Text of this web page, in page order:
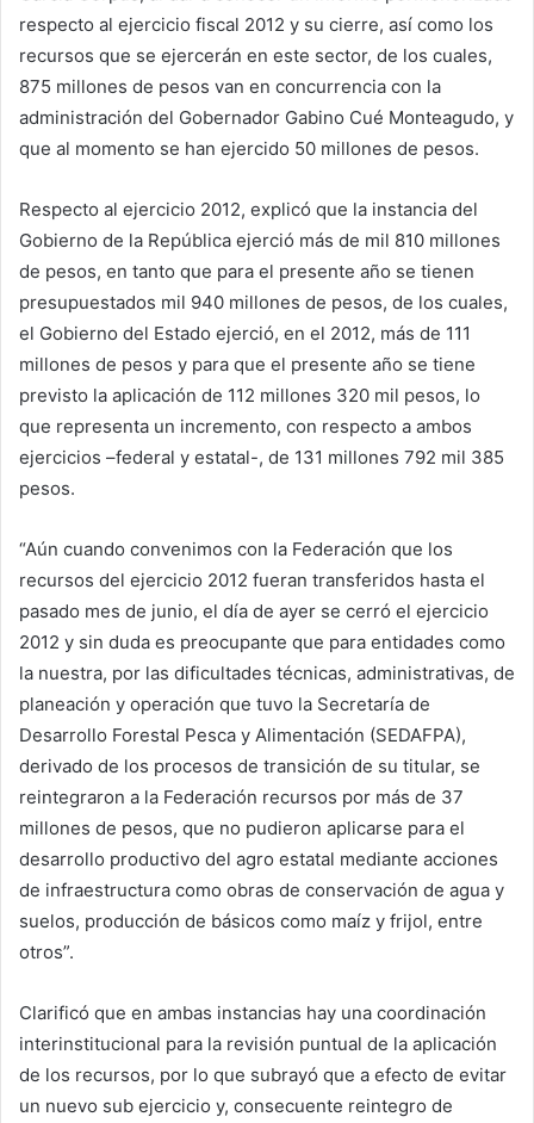
respecto al ejercicio fiscal 2012 y su cierre, así como los
recursos que se ejercerán en este sector, de los cuales,
875 millones de pesos van en concurrencia con la
administración del Gobernador Gabino Cué Monteagudo, y
que al momento se han ejercido 50 millones de pesos.
Respecto al ejercicio 2012, explicó que la instancia del
Gobierno de la República ejerció más de mil 810 millones
de pesos, en tanto que para el presente año se tienen
presupuestados mil 940 millones de pesos, de los cuales,
el Gobierno del Estado ejerció, en el 2012, más de 111
millones de pesos y para que el presente año se tiene
previsto la aplicación de 112 millones 320 mil pesos, lo
que representa un incremento, con respecto a ambos
ejercicios –federal y estatal-, de 131 millones 792 mil 385
pesos.
“Aún cuando convenimos con la Federación que los
recursos del ejercicio 2012 fueran transferidos hasta el
pasado mes de junio, el día de ayer se cerró el ejercicio
2012 y sin duda es preocupante que para entidades como
la nuestra, por las dificultades técnicas, administrativas, de
planeación y operación que tuvo la Secretaría de
Desarrollo Forestal Pesca y Alimentación (SEDAFPA),
derivado de los procesos de transición de su titular, se
reintegraron a la Federación recursos por más de 37
millones de pesos, que no pudieron aplicarse para el
desarrollo productivo del agro estatal mediante acciones
de infraestructura como obras de conservación de agua y
suelos, producción de básicos como maíz y frijol, entre
otros”.
Clarificó que en ambas instancias hay una coordinación
interinstitucional para la revisión puntual de la aplicación
de los recursos, por lo que subrayó que a efecto de evitar
un nuevo sub ejercicio y, consecuente reintegro de